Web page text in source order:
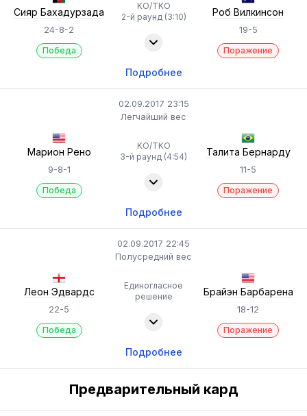
Сияр Бахадурзада
24-8-2
Победа
KO/TKO
2-й раунд (3:10)
Роб Вилкинсон
19-5
Поражение
Подробнее
02.09.2017 23:15
Легчайший вес
Марион Рено
9-8-1
Победа
KO/TKO
3-й раунд (4:54)
Талита Бернарду
11-5
Поражение
Подробнее
02.09.2017 22:45
Полусредний вес
Леон Эдвардс
22-5
Победа
Единогласное
решение
Брайэн Барбарена
18-12
Поражение
Подробнее
Предварительный кард